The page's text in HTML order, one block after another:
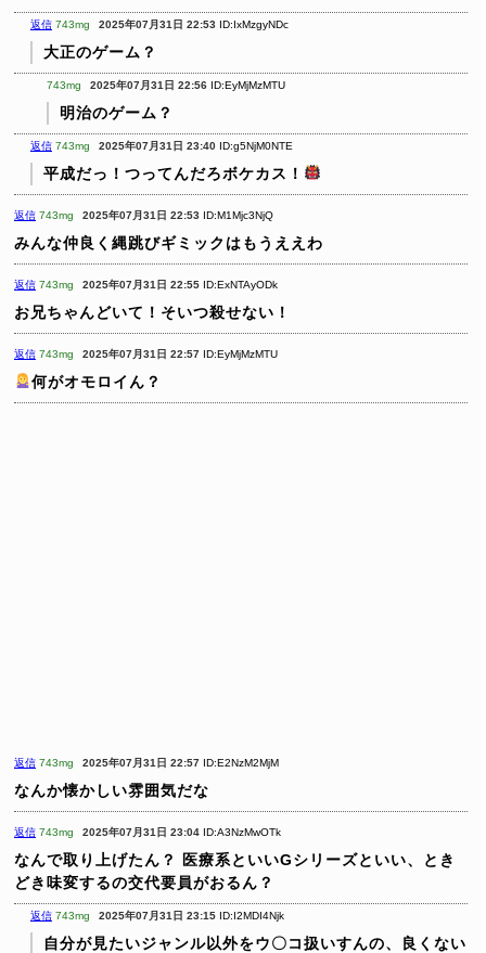
返信 743mg 2025年07月31日 22:53 ID:IxMzgyNDc
大正のゲーム？
743mg 2025年07月31日 22:56 ID:EyMjMzMTU
明治のゲーム？
返信 743mg 2025年07月31日 23:40 ID:g5NjM0NTE
平成だっ！つってんだろボケカス！
返信 743mg 2025年07月31日 22:53 ID:M1Mjc3NjQ
みんな仲良く縄跳びギミックはもうええわ
返信 743mg 2025年07月31日 22:55 ID:ExNTAyODk
お兄ちゃんどいて！そいつ殺せない！
返信 743mg 2025年07月31日 22:57 ID:EyMjMzMTU
何がオモロイん？
返信 743mg 2025年07月31日 22:57 ID:E2NzM2MjM
なんか懐かしい雰囲気だな
返信 743mg 2025年07月31日 23:04 ID:A3NzMwOTk
なんで取り上げたん？
医療系といいGシリーズといい、とき
どき味変するの交代要員がおるん？
返信 743mg 2025年07月31日 23:15 ID:I2MDI4Njk
自分が見たいジャンル以外をウ〇コ扱いすんの、良くない